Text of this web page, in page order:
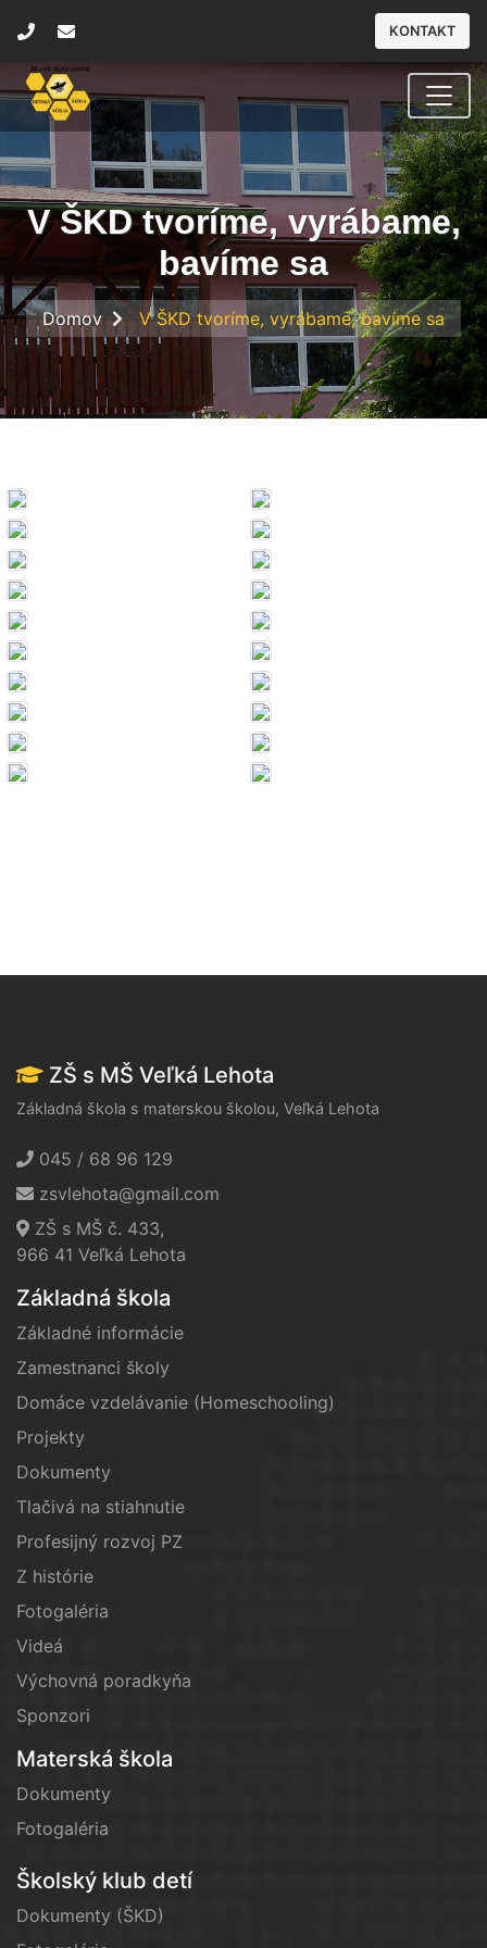
KONTAKT
V ŠKD tvoríme, vyrábame,
bavíme sa
Domov V ŠKD tvoríme, vyrábame, bavíme sa
ZŠ s MŠ Veľká Lehota
Základná škola s materskou školou, Veľká Lehota
045 / 68 96 129
zsvlehota@gmail.com
ZŠ s MŠ č. 433,
966 41 Veľká Lehota
Základná škola
Základné informácie
Zamestnanci školy
Domáce vzdelávanie (Homeschooling)
Projekty
Dokumenty
Tlačivá na stiahnutie
Profesijný rozvoj PZ
Z histórie
Fotogaléria
Videá
Výchovná poradkyňa
Sponzori
Materská škola
Dokumenty
Fotogaléria
Školský klub detí
Dokumenty (ŠKD)